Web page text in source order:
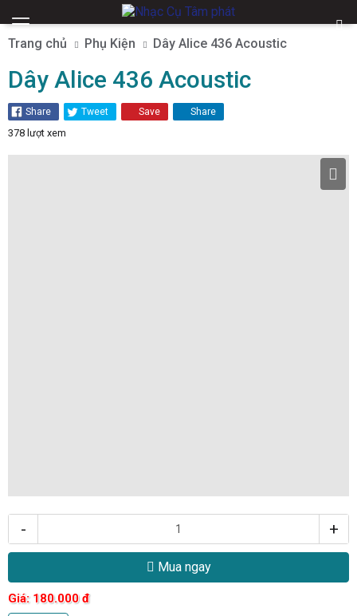
Trang chủ Phụ Kiện Dây Alice 436 Acoustic
Dây Alice 436 Acoustic
Share Tweet Save Share
378 lượt xem
- +
Mua ngay
Giá: 180.000 đ